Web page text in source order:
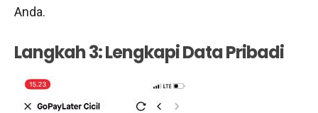
Anda.
Langkah 3: Lengkapi Data Pribadi